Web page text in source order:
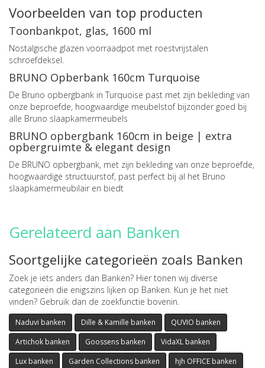
Voorbeelden van top producten
Toonbankpot, glas, 1600 ml
Nostalgische glazen voorraadpot met roestvrijstalen
schroefdeksel.
BRUNO Opberbank 160cm Turquoise
De Bruno opbergbank in Turquoise past met zijn bekleding van
onze beproefde, hoogwaardige meubelstof bijzonder goed bij
alle Bruno slaapkamermeubels
BRUNO opbergbank 160cm in beige | extra
opbergruimte & elegant design
De BRUNO opbergbank, met zijn bekleding van onze beproefde,
hoogwaardige structuurstof, past perfect bij al het Bruno
slaapkamermeubilair en biedt
Gerelateerd aan Banken
Soortgelijke categorieën zoals Banken
Zoek je iets anders dan Banken? Hier tonen wij diverse
categorieën die enigszins lijken op Banken. Kun je het niet
vinden? Gebruik dan de zoekfunctie bovenin.
Naduvi banken Dille & Kamille banken
QUVIO banken
Artichok banken
Goossens banken
VidaXL banken
Lux banken
Garden Collections banken
hjh OFFICE banken